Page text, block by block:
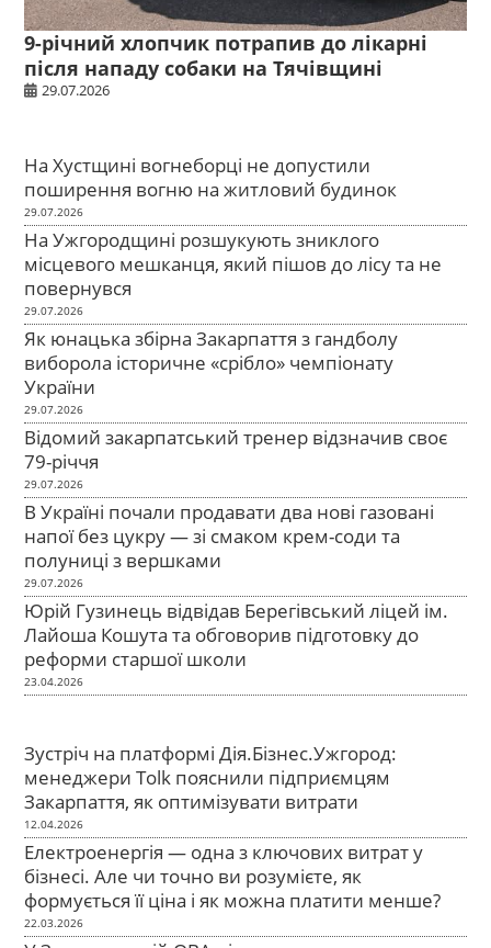
9-річний хлопчик потрапив до лікарні
після нападу собаки на Тячівщині
29.07.2026
На Хустщині вогнеборці не допустили
поширення вогню на житловий будинок
29.07.2026
На Ужгородщині розшукують зниклого
місцевого мешканця, який пішов до лісу та не
повернувся
29.07.2026
Як юнацька збірна Закарпаття з гандболу
виборола історичне «срібло» чемпіонату
України
29.07.2026
Відомий закарпатський тренер відзначив своє
79-річчя
29.07.2026
В Україні почали продавати два нові газовані
напої без цукру — зі смаком крем-соди та
полуниці з вершками
29.07.2026
Юрій Гузинець відвідав Берегівський ліцей ім.
Лайоша Кошута та обговорив підготовку до
реформи старшої школи
23.04.2026
Зустріч на платформі Дія.Бізнес.Ужгород:
менеджери Tolk пояснили підприємцям
Закарпаття, як оптимізувати витрати
12.04.2026
Електроенергія — одна з ключових витрат у
бізнесі. Але чи точно ви розумієте, як
формується її ціна і як можна платити менше?
22.03.2026